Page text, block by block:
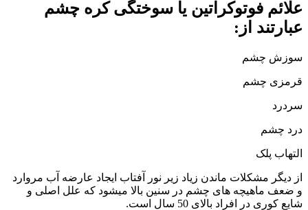
علائم فوتوکراتین یا سوختگی کره چشم
عبارتند از:
سوزش چشم
قرمزی چشم
سردرد
درد چشم
التهاب پلک
از دیگر مشکلات ماندن زیاد زیر نور آفتاب ایجاد عارضه آب مروارد
و ضعف ماهیچه های چشم در سنین بالا میشود که علل اصلی و
شایع کوری در افراد بالای 50 سال است.